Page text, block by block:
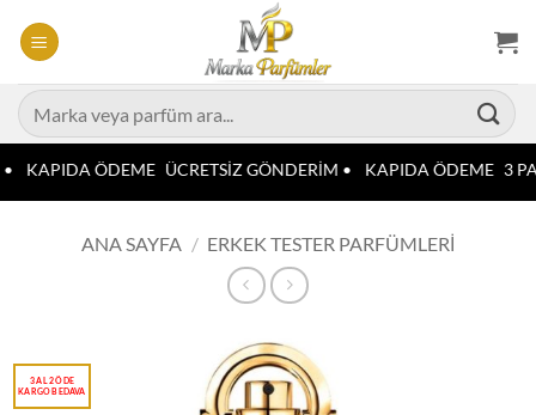
atla
Ara:
KAPIDA ÖDEME ÜCRETSİZ GÖNDERİM • KAPIDA ÖDEME 3
ANA SAYFA / ERKEK TESTER PARFÜMLERI